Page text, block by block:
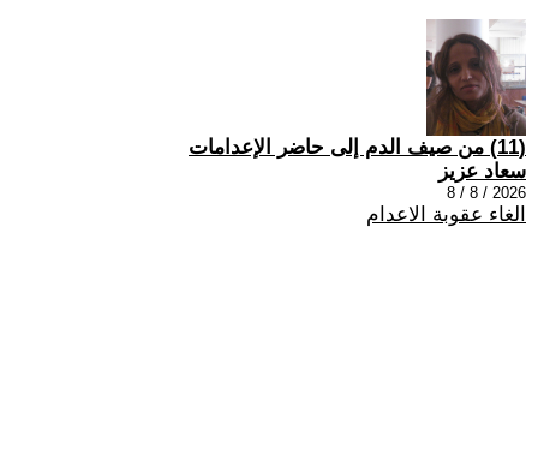
(11) من صيف الدم إلى حاضر الإعدامات
سعاد عزيز
2026 / 8 / 8
الغاء عقوبة الاعدام